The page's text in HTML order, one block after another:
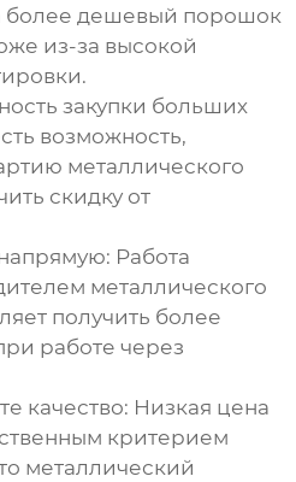
более дешевый порошок
из-за высокой
закупки больших
возможность,
металлического
скидку от
Работа
металлического
получить более
работе через
качество: Низкая цена
критерием
металлический